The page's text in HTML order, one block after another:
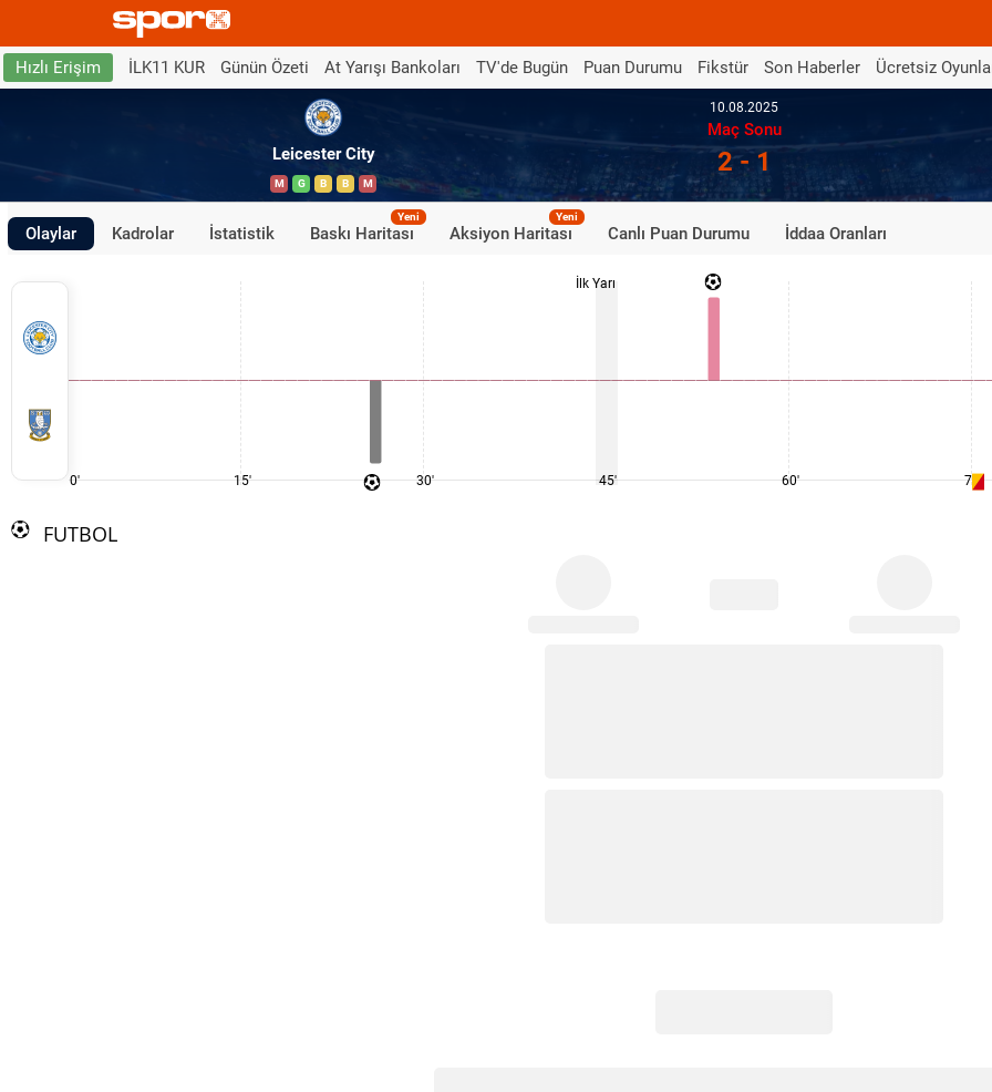
Hızlı Erişim İLK11 KUR Günün Özeti At Yarışı Bankoları TV'de Bugün Puan Durumu Fikstür Son Haberler Ücretsiz
Leicester City
M G B B M
10.08.2025
Maç Sonu
2 - 1
Olaylar Kadrolar İstatistik Baskı Haritası
Yeni
Aksiyon Haritası
Yeni
Canlı Puan Durumu İddaa Oranları
0' 15' 30'
İlk Yarı
45' 60' 75'
FUTBOL